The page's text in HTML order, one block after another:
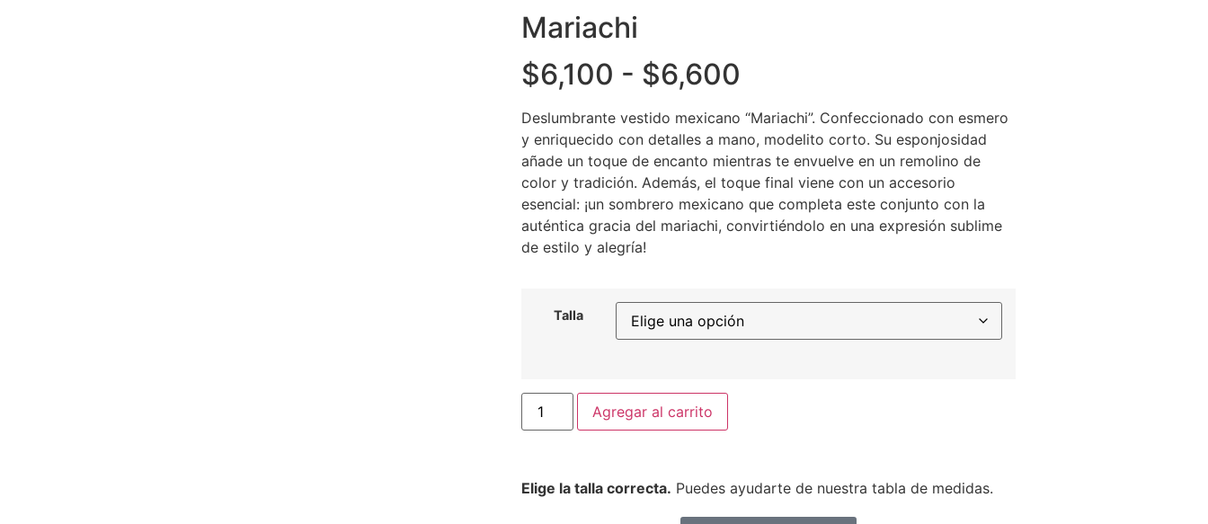
Mariachi
$6,100 - $6,600
Deslumbrante vestido mexicano “Mariachi”. Confeccionado con esmero
y enriquecido con detalles a mano, modelito corto. Su esponjosidad
añade un toque de encanto mientras te envuelve en un remolino de
color y tradición. Además, el toque final viene con un accesorio
esencial: ¡un sombrero mexicano que completa este conjunto con la
auténtica gracia del mariachi, convirtiéndolo en una expresión sublime
de estilo y alegría!
Talla
Agregar al carrito
Elige la talla correcta. Puedes ayudarte de nuestra tabla de medidas.